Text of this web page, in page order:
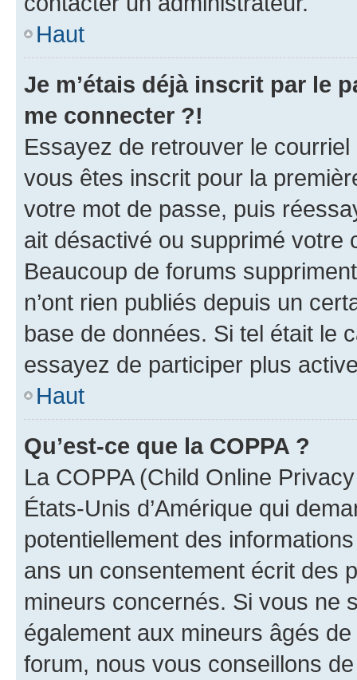
Haut
Je m’étais déjà inscrit par le
me connecter ?!
Essayez de retrouver le
vous êtes inscrit pour la
votre mot de passe, puis
ait désactivé ou supprimé votre
Beaucoup de forums
n’ont rien publiés depuis un
base de données. Si tel était le
essayez de participer plus
Haut
Qu’est-ce que la COPPA ?
La COPPA (Child Online
États-Unis d’Amérique qui
potentiellement des
ans un consentement écrit des
mineurs concernés. Si vous ne
également aux mineurs âgés
forum, nous vous conseillons